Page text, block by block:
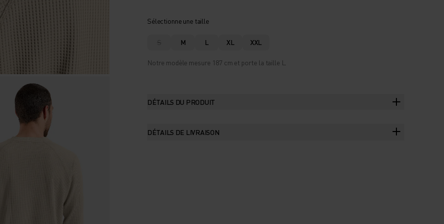
Sélectionne une taille
S M L XL XXL
Notre modèle mesure 187 cm et porte la taille L.
DÉTAILS DU PRODUIT
DÉTAILS DE LIVRAISON